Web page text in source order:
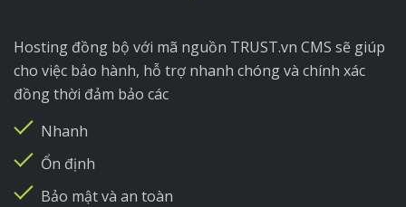
Hosting đồng bộ với mã nguồn TRUST.vn CMS sẽ giúp
cho việc bảo hành, hỗ trợ nhanh chóng và chính xác
đồng thời đảm bảo các
Nhanh
Ổn định
Bảo mật và an toàn